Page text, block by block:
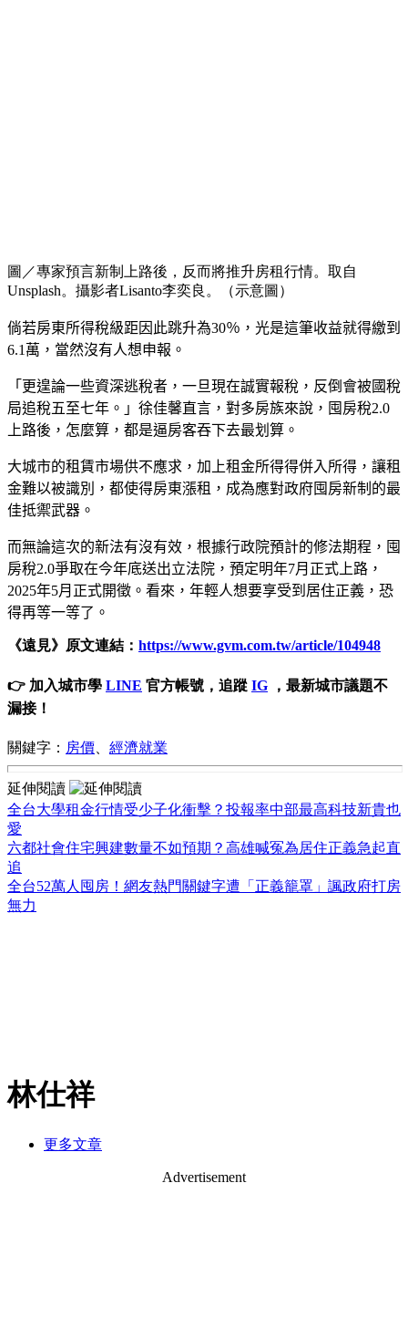
圖／專家預言新制上路後，反而將推升房租行情。取自
Unsplash。攝影者Lisanto李奕良。（示意圖）
倘若房東所得稅級距因此跳升為30％，光是這筆收益就得繳到
6.1 萬，當然沒有人想申報。
「更遑論一些資深逃稅者，一旦現在誠實報稅，反倒會被國稅
局追稅五至七年。」徐佳馨直言，對多房族來說，囤房稅2.0
上路後，怎麼算，都是逼房客吞下去最划算。
大城市的租賃市場供不應求，加上租金所得得併入所得，讓租
金難以被識別，都使得房東漲租，成為應對政府囤房新制的最
佳抵禦武器。
而無論這次的新法有沒有效，根據行政院預計的修法期程，囤
房稅2.0爭取在今年底送出立法院，預定明年7月正式上路，
2025年5月正式開徵。看來，年輕人想要享受到居住正義，恐
得再等一等了。
《遠見》原文連結： https://www.gvm.com.tw/article/104948
👉 加入城市學 LINE 官方帳號，追蹤 IG ，最新城市議題不
漏接！
關鍵字： 房價 經濟就業
延伸閱讀
全台大學租金行情受少子化衝擊？投報率中部最高科技新貴也
愛
六都社會住宅興建數量不如預期？高雄喊冤為居住正義急起直
追
全台52萬人囤房！網友熱門關鍵字遭「正義籠罩」諷政府打房
無力
林仕祥
更多文章
Advertisement